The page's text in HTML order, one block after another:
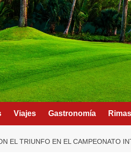
Viajes Gastronomía Rimas
EL TRIUNFO EN EL CAMPEONATO